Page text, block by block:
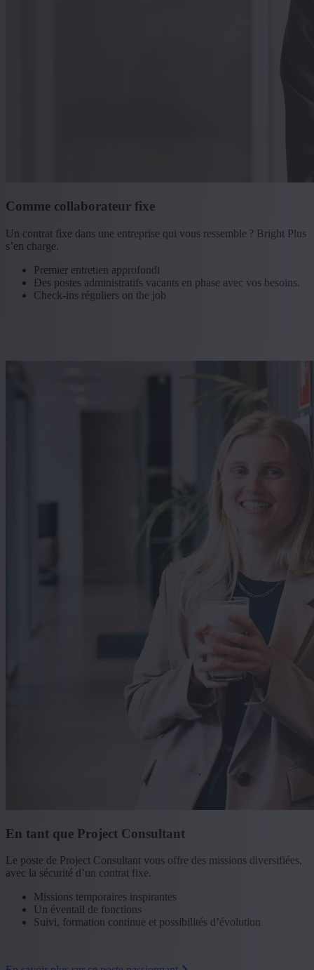
Comme collaborateur fixe
Un contrat fixe dans une entreprise qui vous ressemble ? Bright Plus
s’en charge.
Premier entretien approfondi
Des postes administratifs vacants en phase avec vos besoins.
Check-ins réguliers on the job
En tant que Project Consultant
Le poste de Project Consultant vous offre des missions diversifiées,
avec la sécurité d’un contrat fixe.
Missions temporaires inspirantes
Un éventail de fonctions
Suivi, formation continue et possibilités d’évolution